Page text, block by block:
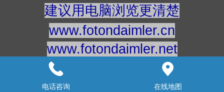
建议用电脑浏览更清楚
www.fotondaimler.cn
www.fotondaimler.net
意见反馈：
18911863908
快手号：fotondaimler
电话咨询 在线地图